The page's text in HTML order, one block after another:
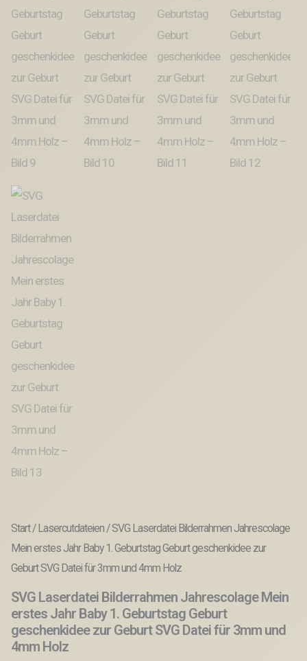
Start/Lasercutdateien/ SVG Laserdatei Bilderrahmen Jahrescolage
Mein erstes Jahr Baby 1. Geburtstag Geburt geschenkidee zur
Geburt SVG Datei für 3mm und 4mm Holz
SVG Laserdatei Bilderrahmen Jahrescolage Mein
erstes Jahr Baby 1. Geburtstag Geburt
geschenkidee zur Geburt SVG Datei für 3mm und
4mm Holz